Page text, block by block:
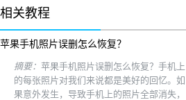
相关教程
苹果手机照片误删怎么恢复？
摘要： 苹果手机照片误删怎么恢复？手机上
的每张照片对我们来说都是美好的回忆。如
果意外发生，导致手机上的照片全部消失，